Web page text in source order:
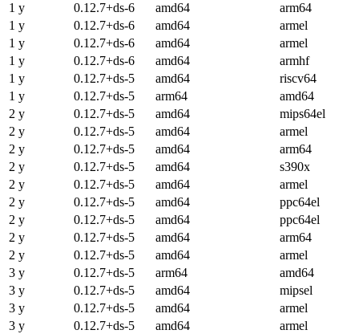
1 y
0.12.7+ds-6 amd64
arm64
1 y
0.12.7+ds-6 amd64
armel
1 y
0.12.7+ds-6 amd64
armel
1 y
0.12.7+ds-6 amd64
armhf
1 y
0.12.7+ds-5 amd64
riscv64
1 y
0.12.7+ds-5 arm64
amd64
2 y
0.12.7+ds-5 amd64
mips64el
2 y
0.12.7+ds-5 amd64
armel
2 y
0.12.7+ds-5 amd64
arm64
2 y
0.12.7+ds-5 amd64
s390x
2 y
0.12.7+ds-5 amd64
armel
2 y
0.12.7+ds-5 amd64
ppc64el
2 y
0.12.7+ds-5 amd64
ppc64el
2 y
0.12.7+ds-5 amd64
arm64
2 y
0.12.7+ds-5 amd64
armel
3 y
0.12.7+ds-5 arm64
amd64
3 y
0.12.7+ds-5 amd64
mipsel
3 y
0.12.7+ds-5 amd64
armel
3 y
0.12.7+ds-5 amd64
armel